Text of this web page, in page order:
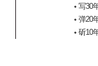
写30
弹20
斫10